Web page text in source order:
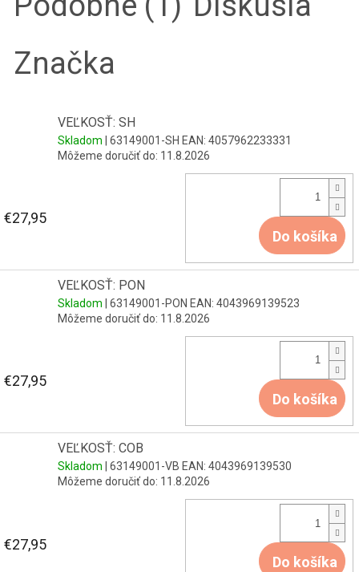
Značka
VEĽKOSŤ: SH
Skladom | 63149001-SH EAN: 4057962233331
Môžeme doručiť do: 11.8.2026
€27,95
Do košíka
VEĽKOSŤ: PON
Skladom | 63149001-PON EAN: 4043969139523
Môžeme doručiť do: 11.8.2026
€27,95
Do košíka
VEĽKOSŤ: COB
Skladom | 63149001-VB EAN: 4043969139530
Môžeme doručiť do: 11.8.2026
€27,95
Do košíka